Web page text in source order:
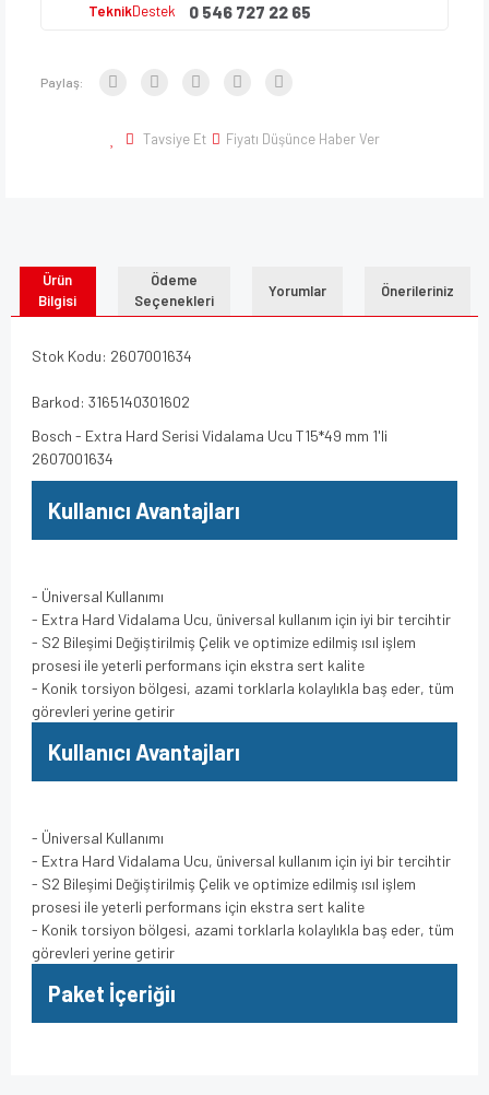
TeknikDestek 0 546 727 22 65
Paylaş:
Tavsiye Et Fiyatı Düşünce Haber Ver
Ürün
Bilgisi
Ödeme
Seçenekleri
Yorumlar Önerileriniz
Stok Kodu: 2607001634
Barkod: 3165140301602
Bosch - Extra Hard Serisi Vidalama Ucu T15*49 mm 1'li
2607001634
Kullanıcı Avantajları
- Üniversal Kullanımı
- Extra Hard Vidalama Ucu, üniversal kullanım için iyi bir tercihtir
- S2 Bileşimi Değiştirilmiş Çelik ve optimize edilmiş ısıl işlem
prosesi ile yeterli performans için ekstra sert kalite
- Konik torsiyon bölgesi, azami torklarla kolaylıkla baş eder, tüm
görevleri yerine getirir
Kullanıcı Avantajları
- Üniversal Kullanımı
- Extra Hard Vidalama Ucu, üniversal kullanım için iyi bir tercihtir
- S2 Bileşimi Değiştirilmiş Çelik ve optimize edilmiş ısıl işlem
prosesi ile yeterli performans için ekstra sert kalite
- Konik torsiyon bölgesi, azami torklarla kolaylıkla baş eder, tüm
görevleri yerine getirir
Paket İçeriğiı